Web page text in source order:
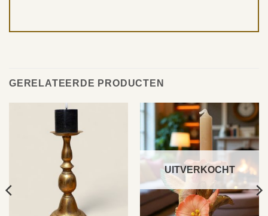
GERELATEERDE PRODUCTEN
UITVERKOCHT